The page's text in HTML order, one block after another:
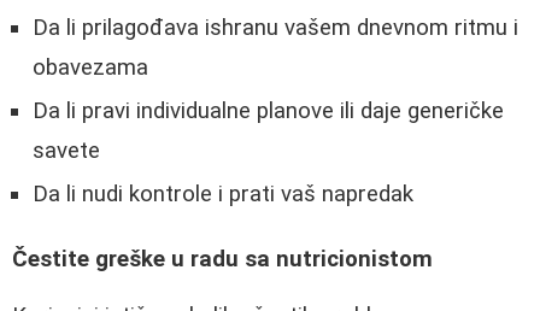
Da li prilagođava ishranu vašem dnevnom ritmu i
obavezama
Da li pravi individualne planove ili daje generičke
savete
Da li nudi kontrole i prati vaš napredak
Čestite greške u radu sa nutricionistom